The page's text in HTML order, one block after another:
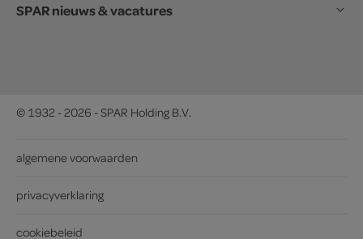
SPAR nieuws & vacatures
© 1932 - 2026 - SPAR Holding B.V.
algemene voorwaarden
privacyverklaring
cookiebeleid